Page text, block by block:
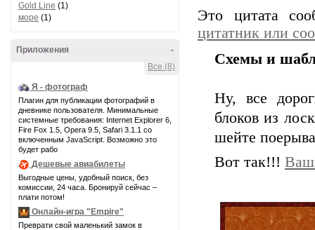
Gold Line (1)
море (1)
-
Приложения
Все (8)
Я - фотограф
Плагин для публикации фотографий в
дневнике пользователя. Минимальные
системные требования: Internet Explorer 6,
Fire Fox 1.5, Opera 9.5, Safari 3.1.1 со
включенным JavaScript. Возможно это
будет рабо
Дешевые авиабилеты
Выгодные цены, удобный поиск, без
комиссии, 24 часа. Бронируй сейчас –
плати потом!
Онлайн-игра "Empire"
Преврати свой маленький замок в
Это цитата
цитатник или
Схемы и
Ну, все
блоков из
шейте
Вот так!!!